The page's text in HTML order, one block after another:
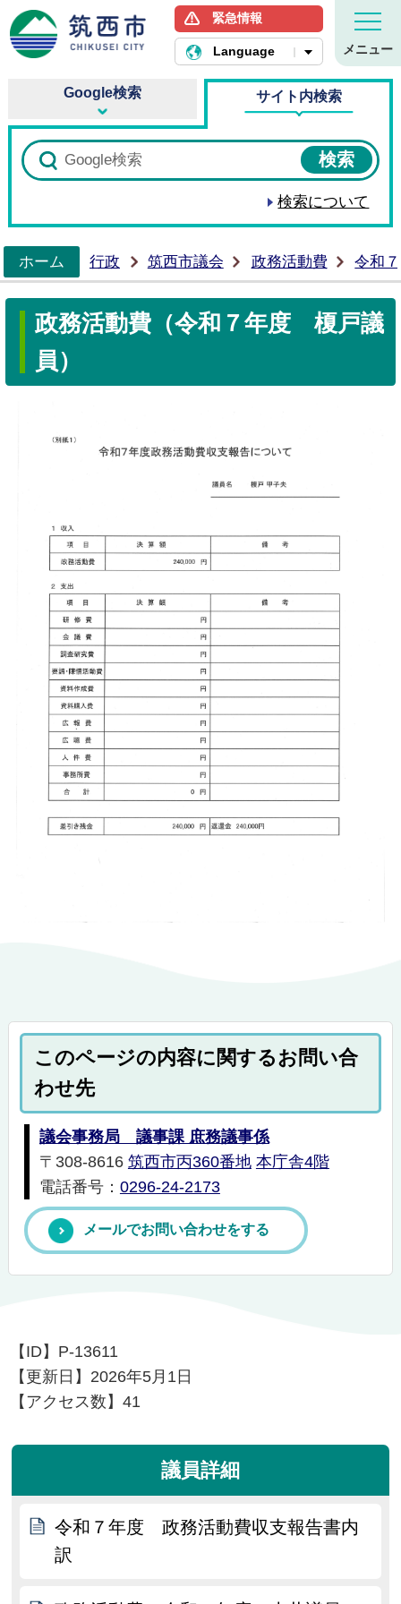
筑西市ホームページ
緊急情報
Language メニュー
Google検索 サイト内検索
検索について
ホーム
行政 筑西市議会 政務活動費 令和
政務活動費（令和７年度 榎戸議
員）
このページの内容に関するお問い合
わせ先
議会事務局 議事課 庶務議事係
〒308-8616 筑西市丙360番地 本庁舎4階
電話番号： 0296-24-2173
メールでお問い合わせをする
【ID】 P-13611
【更新日】 2026年5月1日
【アクセス数】41
議員詳細
令和７年度 政務活動費収支報告書内
訳